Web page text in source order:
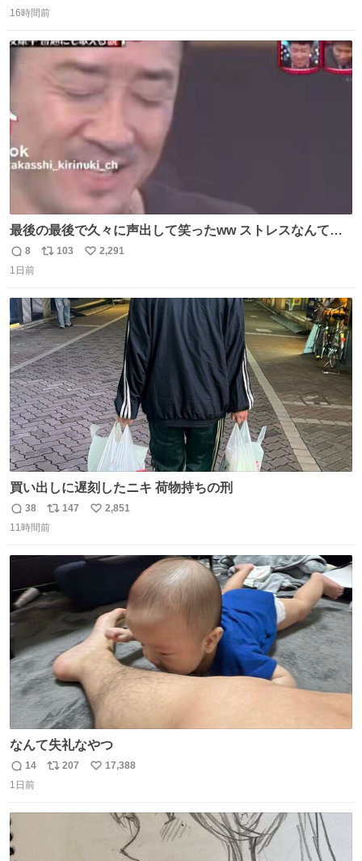
信
ポ
ト
数
数
16時間前
最後の最後で久々に声出して笑ったww ストレスなんて笑
って吹き飛ばせ！！ #水曜日のダウンタウン #大友康平
返
信
8
リ
ト
数
103
い
数
2,291
1日前
買い出しに遅刻したニキ 荷物持ちの刑
返
信
38
リ
ポ
ト
数
147
い
2,851
11時間前
なんて失礼なやつ
返
信
14
リ
207
い
17,388
1日前